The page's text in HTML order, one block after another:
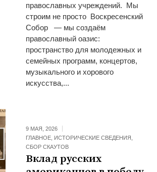
православных учреждений. Мы
строим не просто Воскресенский
Собор — мы создаём
православный оазис:
пространство для молодежных и
семейных программ, концертов,
музыкального и хорового
искусства,...
9 МАЯ, 2026
ГЛАВНОЕ ИСТОРИЧЕСКИЕ СВЕДЕНИЯ
СБОР СКАУТОВ
Вклад русских